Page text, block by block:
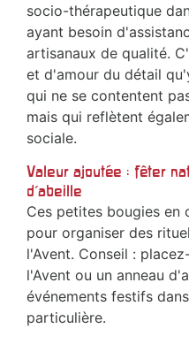
socio-thérapeutique
ayant besoin
artisanaux de qualité.
et d'amour du détail
qui ne se contentent
mais qui reflètent
sociale.
Valeur ajoutée : fêter
d'abeille
Ces petites bougies
pour organiser des
l'Avent. Conseil :
l'Avent ou un anneau
événements festifs
particulière.